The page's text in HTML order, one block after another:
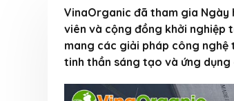
VinaOrganic đã tham gia Ngày
viên và cộng đồng khởi nghiệp
mang các giải pháp công nghệ
tinh thần sáng tạo và ứng